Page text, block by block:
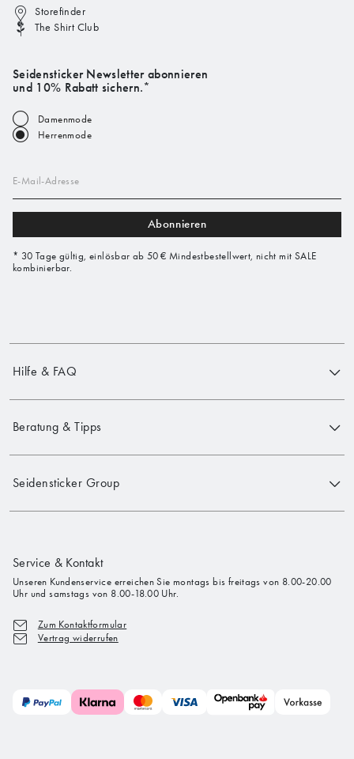
Storefinder
The Shirt Club
Seidensticker Newsletter abonnieren
und 10% Rabatt sichern.*
Damenmode
Herrenmode
E-Mail-Adresse
Abonnieren
* 30 Tage gültig, einlösbar ab 50 € Mindestbestellwert, nicht mit SALE
kombinierbar.
Hilfe & FAQ
Beratung & Tipps
Seidensticker Group
Service & Kontakt
Unseren Kundenservice erreichen Sie montags bis freitags von 8.00-20.00
Uhr und samstags von 8.00-18.00 Uhr.
Zum Kontaktformular
Vertrag widerrufen